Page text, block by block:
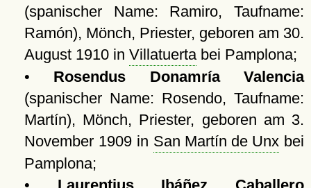
(spanischer Name: Ramiro, Taufname:
Ramón), Mönch, Priester, geboren am 30.
August 1910 in Villatuertabei Pamplona;
• Rosendus Donamría Valencia
(spanischer Name: Rosendo, Taufname:
Martín), Mönch, Priester, geboren am 3.
November 1909 in San Martín de Unxbei
Pamplona;